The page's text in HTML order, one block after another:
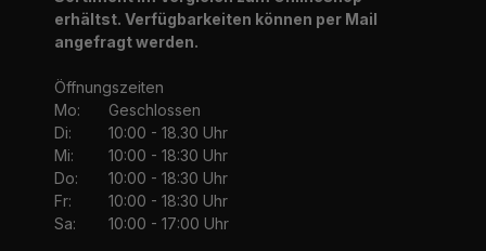
erhältst. Verfügbarkeiten können per Mail
angefragt werden.
Öffnungszeiten
Mo:
Geschlossen
Di:
10:00 - 18.30 Uhr
Mi:
10:00 - 18:30 Uhr
Do:
10:00 - 18:30 Uhr
Fr:
10:00 - 18:30 Uhr
Sa:
10:00 - 17:00 Uhr